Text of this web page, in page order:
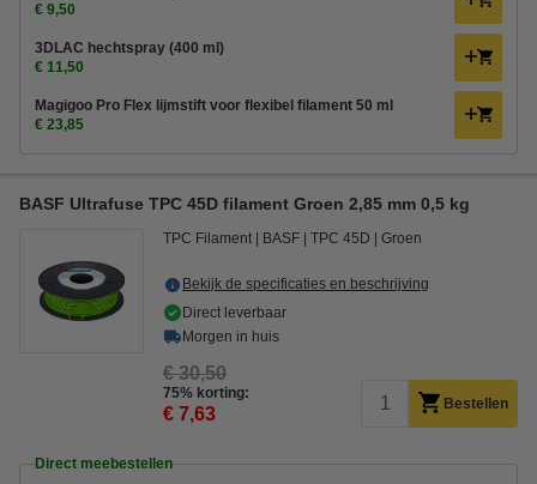
€ 9,50
3DLAC hechtspray (400 ml)
€ 11,50
Magigoo Pro Flex lijmstift voor flexibel filament 50 ml
€ 23,85
BASF Ultrafuse TPC 45D filament Groen 2,85 mm 0,5 kg
TPC Filament BASF TPC 45D Groen
Bekijk de specificaties en beschrijving
Direct leverbaar
Morgen in huis
€ 30,50
75% korting:
€ 7,63 Bestellen
Direct meebestellen